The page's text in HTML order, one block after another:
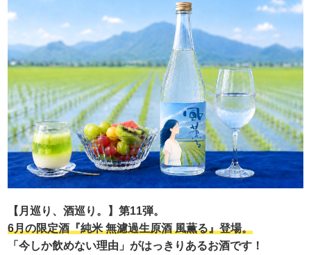
【月巡り、酒巡り。】第11弾。
6月の限定酒『純米 無濾過生原酒 風薫る』登場。
「今しか飲めない理由」がはっきりあるお酒です！